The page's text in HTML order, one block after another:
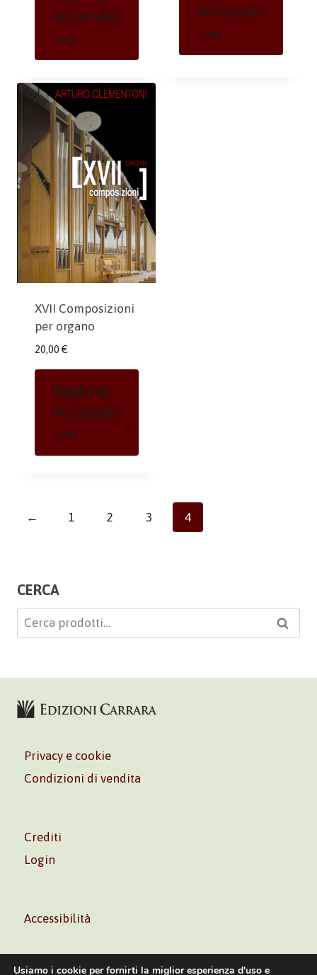
Al Carrello
Al Carrello
XVII Composizioni
per organo
20,00 €
Aggiungi
Al Carrello
← 1 2 3 4
CERCA
Cerca: Cerca
Privacy e cookie
Condizioni di vendita
Crediti
Login
Accessibilità
Usiamo i cookie per fornirti la miglior esperienza d'uso e